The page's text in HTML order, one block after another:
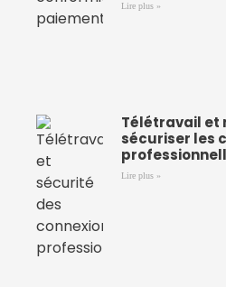
Lire plus »
Télétravail et
sécuriser les
Lire plus »